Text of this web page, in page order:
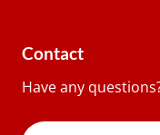
Contact
Have any